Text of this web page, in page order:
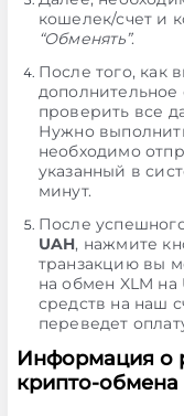
кошелек/счет и
“Обменять”.
После того, как
проверить все
Нужно
необходимо
указанный в
минут.
После
UAH, нажмите
транзакцию вы
на обмен XLM
средств на наш
переведет
Информация о
крипто-обмена